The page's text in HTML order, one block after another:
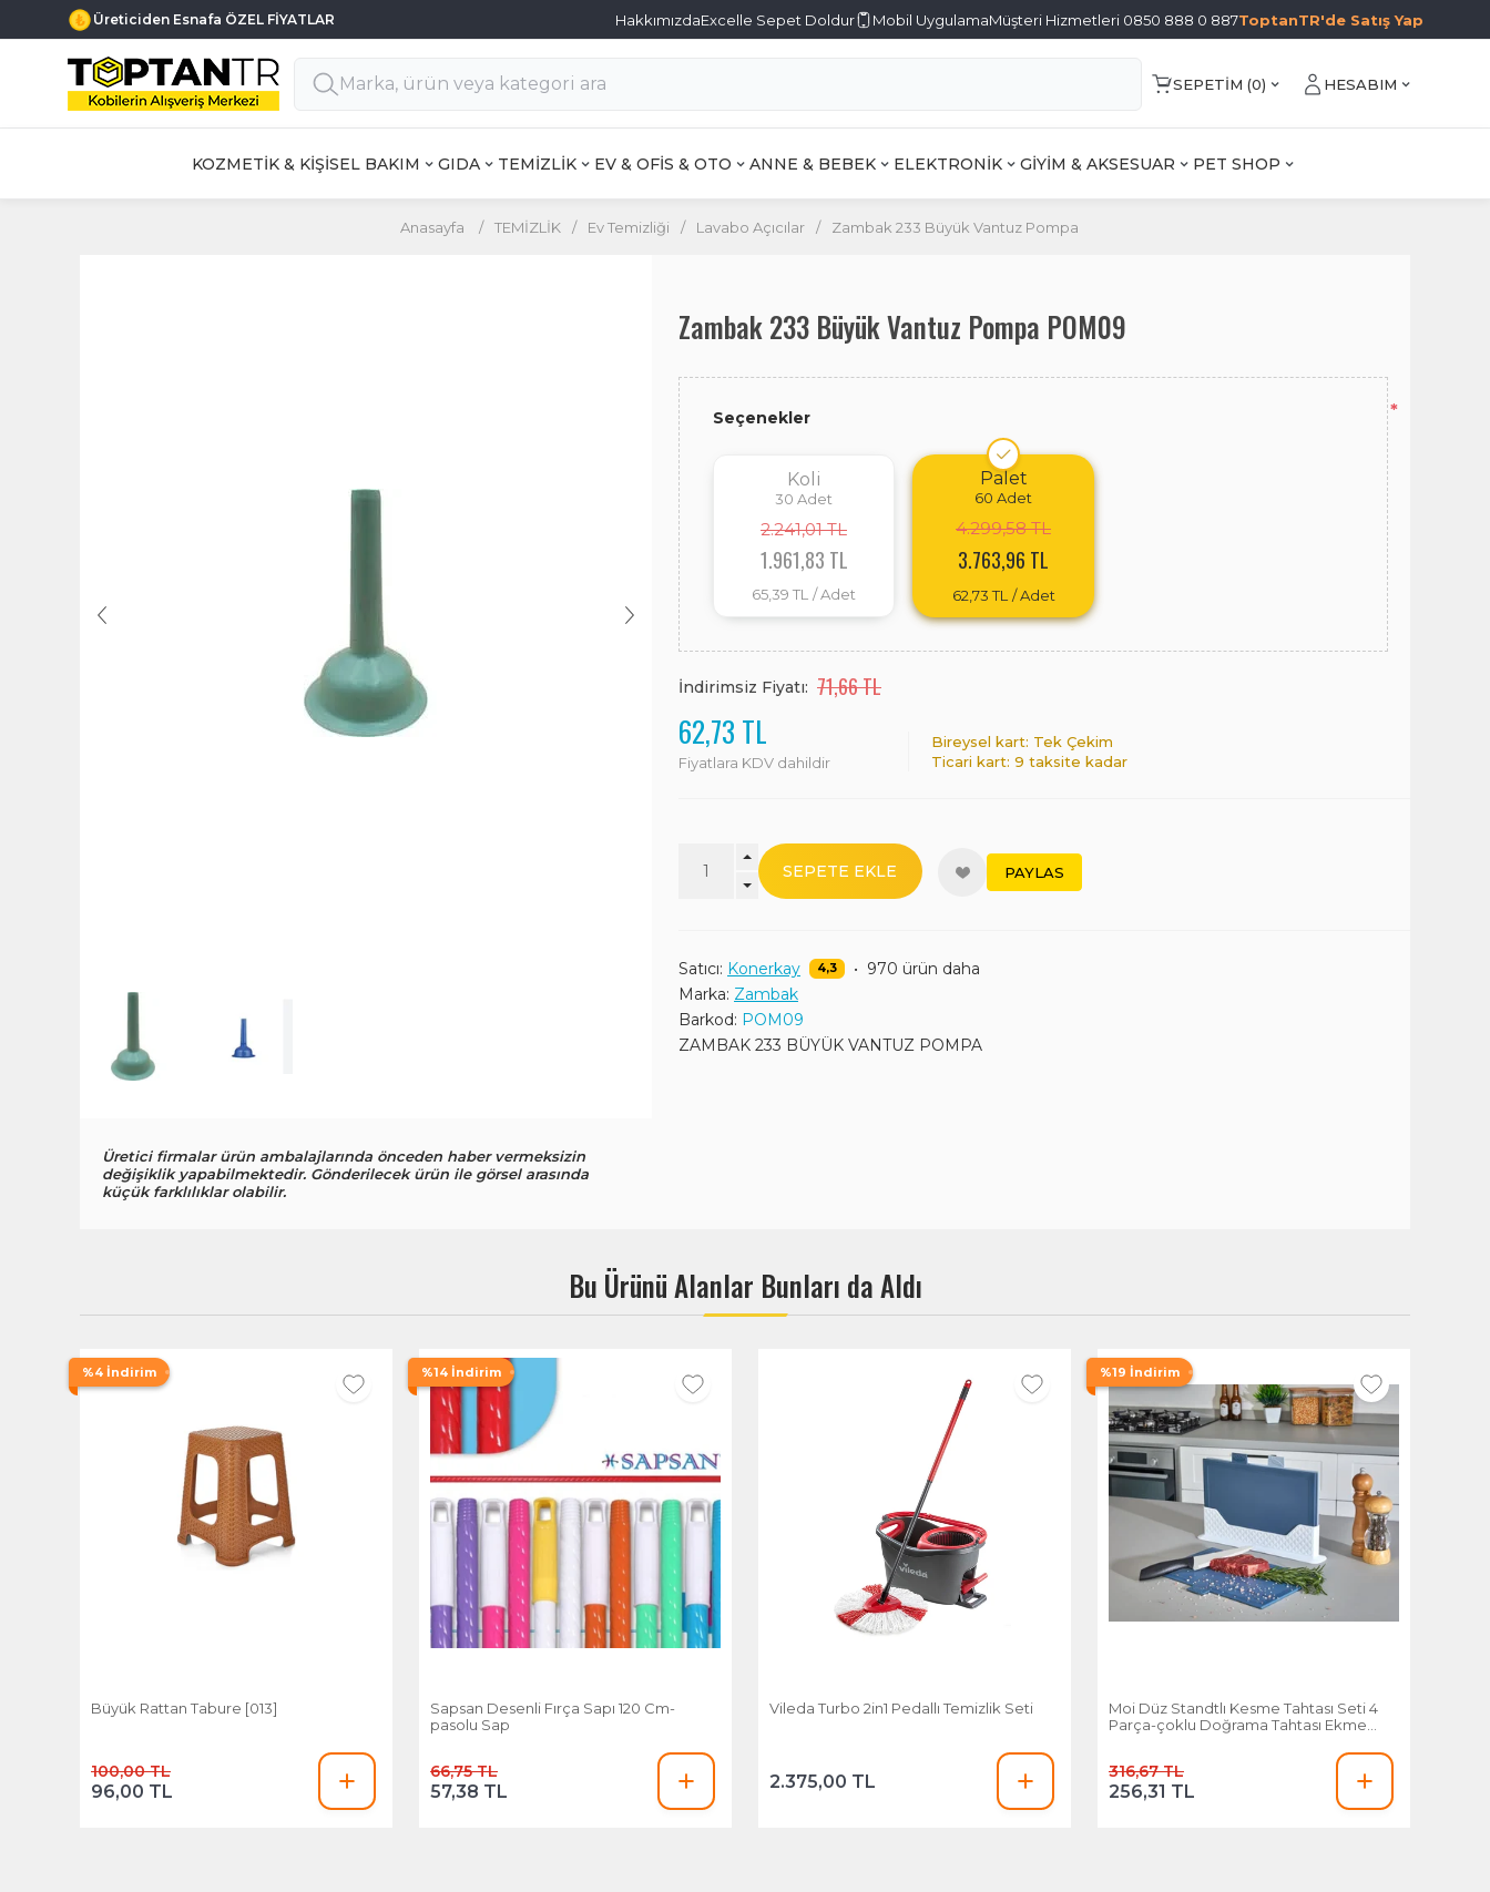
Üreticiden Esnafa ÖZEL FİYATLAR HakkımızdaExcelle Sepet Doldur Mobil UygulamaMüşteri Hizmetleri 0850 888 0 887ToptanTR'de Satış Yap
SEPETIM (0) HESABIM
KOZMETİK & KİŞİSEL BAKIM GIDA TEMİZLİK EV & OFİS & OTO ANNE & BEBEK ELEKTRONİK GİYİM & AKSESUAR PET SHOP
Anasayfa / TEMİZLİK / Ev Temizliği / Lavabo Açıcılar / Zambak 233 Büyük Vantuz Pompa
Üretici firmalar ürün ambalajlarında önceden haber vermeksizin
değişiklik yapabilmektedir. Gönderilecek ürün ile görsel arasında
küçük farklılıklar olabilir.
Zambak 233 Büyük Vantuz Pompa POM09
Seçenekler *
Koli
30 Adet
2.241,01 TL
1.961,83 TL
65,39 TL / Adet
Palet
60 Adet
4.299,58 TL
3.763,96 TL
62,73 TL / Adet
İndirimsiz Fiyatı: 71,66 TL
62,73 TL
Fiyatlara KDV dahildir
Bireysel kart: Tek Çekim
Ticari kart: 9 taksite kadar
SEPETE EKLE PAYLAS
Satıcı: Konerkay 4,3 • 970 ürün daha
Marka: Zambak
Barkod: POM09
ZAMBAK 233 BÜYÜK VANTUZ POMPA
Bu Ürünü Alanlar Bunları da Aldı
%4 İndirim
Büyük Rattan Tabure [013]
100,00 TL
96,00 TL
%14 İndirim
Sapsan Desenli Fırça Sapı 120 Cm-
pasolu Sap
66,75 TL
57,38 TL
Vileda Turbo 2in1 Pedallı Temizlik Seti
2.375,00 TL
%19 İndirim
Moi Düz Standtlı Kesme Tahtası Seti 4
Parça-çoklu Doğrama Tahtası Ekmek
316,67 TL
256,31 TL